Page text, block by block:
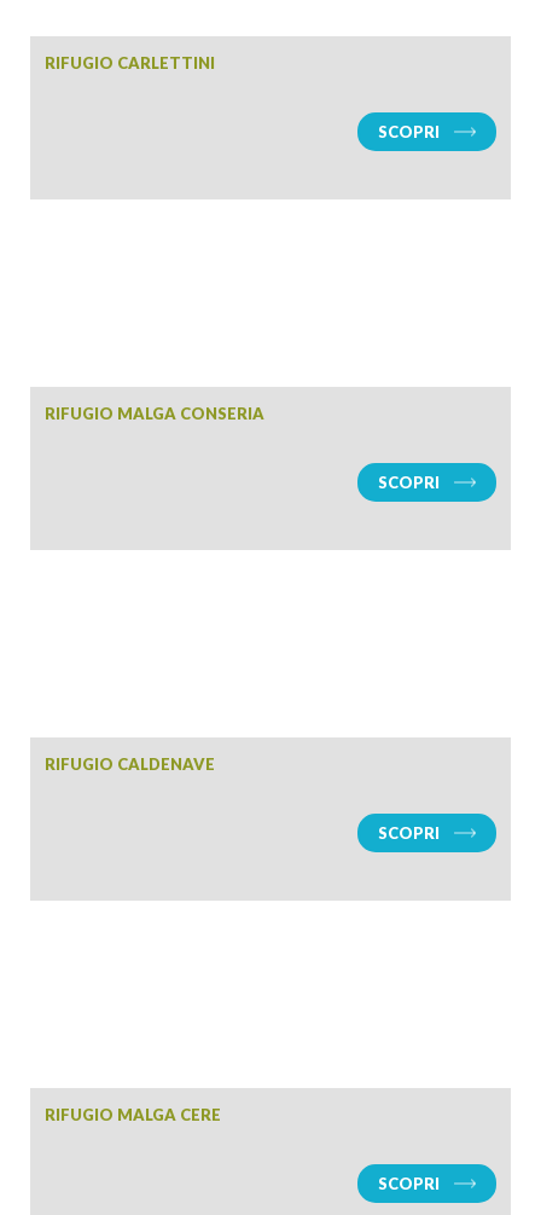
RIFUGIO CARLETTINI
SCOPRI
RIFUGIO MALGA CONSERIA
SCOPRI
RIFUGIO CALDENAVE
SCOPRI
RIFUGIO MALGA CERE
SCOPRI